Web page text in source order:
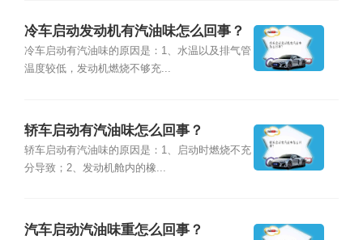
冷车启动发动机有汽油味怎么回事？
冷车启动有汽油味的原因是：1、水温以及排气管
温度较低，发动机燃烧不够充...
轿车启动有汽油味怎么回事？
轿车启动有汽油味的原因是：1、启动时燃烧不充
分导致；2、发动机舱内的橡...
汽车启动汽油味重怎么回事？